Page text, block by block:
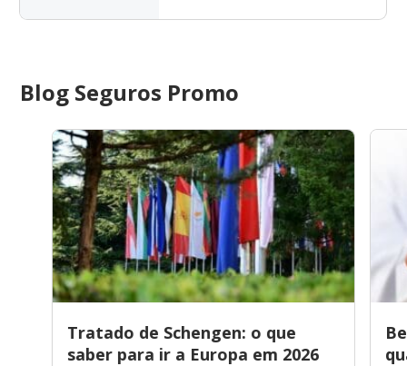
Blog Seguros Promo
Tratado de Schengen: o que
saber para ir a Europa em 2026